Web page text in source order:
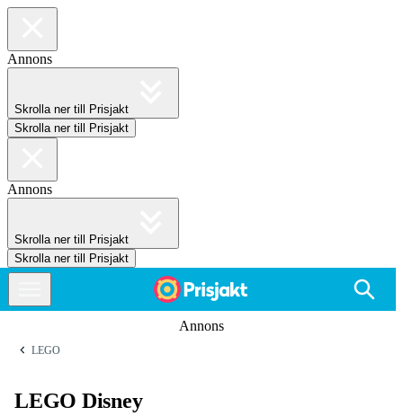
Annons
Skrolla ner till Prisjakt
Skrolla ner till Prisjakt
Annons
Skrolla ner till Prisjakt
Skrolla ner till Prisjakt
Annons
LEGO
LEGO Disney